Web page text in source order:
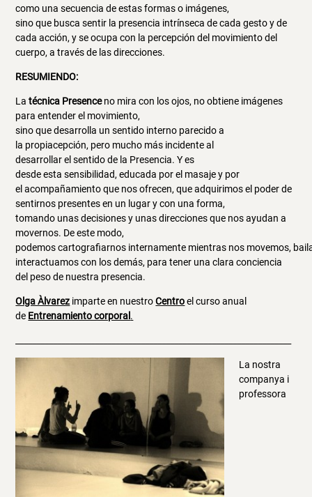
como una secuencia de estas formas o imágenes,
sino que busca sentir la presencia intrínseca de cada gesto y de
cada acción, y se ocupa con la percepción del movimiento del
cuerpo, a través de las direcciones.
RESUMIENDO:
Latécnica Presenceno mira con los ojos, no obtiene imágenes
para entender el movimiento,
sino que desarrolla un sentido interno parecido a
la propiacepción, pero mucho más incidente al
desarrollar el sentido de la Presencia. Y es
desde esta sensibilidad, educada por el masaje y por
el acompañamiento que nos ofrecen, que adquirimos el poder de
sentirnos presentes en un lugar y con una forma,
tomando unas decisiones y unas direcciones que nos ayudan a
movernos. De este modo,
podemos cartografiarnos internamente mientras nos movemos,
interactuamos con los demás, para tener una clara conciencia
del peso de nuestra presencia.
Olga Àlvarez imparte en nuestroCentroel curso anual
de Entrenamiento corporal .
La nostra
companya i
professora